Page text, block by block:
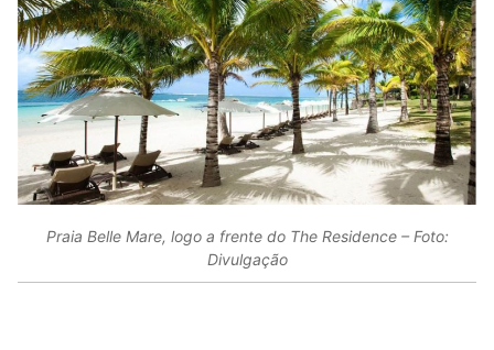
Praia Belle Mare, logo a frente do The Residence – Foto:
Divulgação